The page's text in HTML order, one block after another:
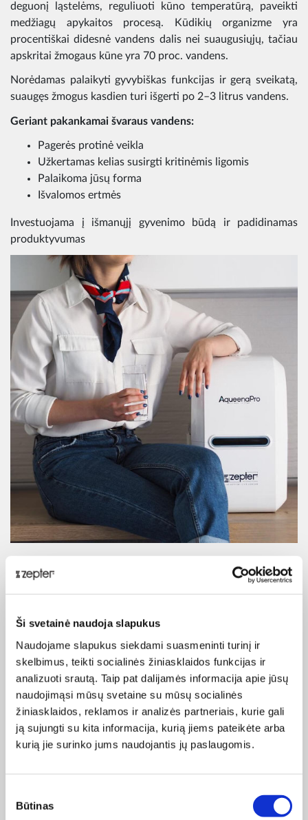
Ši svetainė naudoja slapukus
Naudojame slapukus siekdami suasmeninti turinį ir
skelbimus, teikti socialinės žiniasklaidos funkcijas ir
analizuoti srautą. Taip pat dalijamės informacija apie jūsų
naudojimąsi mūsų svetaine su mūsų socialinės
žiniasklaidos, reklamos ir analizės partneriais, kurie gali
ją sujungti su kita informacija, kurią jiems pateikėte arba
kurią jie surinko jums naudojantis jų paslaugomis.
pasirinkimas
Būtinas
deguonį ląstelėms, reguliuoti kūno temperatūrą, paveikti
medžiagų apykaitos procesą. Kūdikių organizme yra
procentiškai didesnė vandens dalis nei suaugusiųjų, tačiau
apskritai žmogaus kūne yra 70 proc. vandens.
Norėdamas palaikyti gyvybiškas funkcijas ir gerą sveikatą,
suaugęs žmogus kasdien turi išgerti po 2–3 litrus vandens.
Geriant pakankamai švaraus vandens:
Pagerės protinė veikla
Užkertamas kelias susirgti kritinėmis ligomis
Palaikoma jūsų forma
Išvalomos ertmės
Investuojama į išmanųjį gyvenimo būdą ir padidinamas
produktyvumas
FUNKCIONALUMAS IR
Išmanus, erdvus„AqueenaPro“dizainas paverčia ją būtina
kiekvienos šiuolaikinės virtuvės dalimi. Ji užima mažai vietos
po virtuvės kriaukle bei tampa nesibaigiančiu gyvybines
jėgas atstatančio skysčio šaltiniu – švariu vandeniu.
Vandenį ne tik geriame, bet jį naudodami nuskalaujame ir
nuplauname maisto produktus, paruošiame skanius valgius
ir sultis, pagaminame pieno mišinius kūdikiams. Ruošdami
negalėjome įsivaizduoti. Nebeturėsime jokių problemų dėl
nuosėdų ant vandens viryklės ir kavos aparato. Dėl gryno